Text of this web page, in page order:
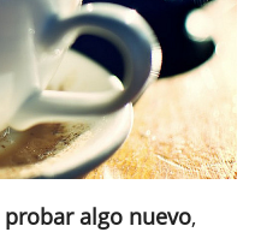
probar algo nuevo,